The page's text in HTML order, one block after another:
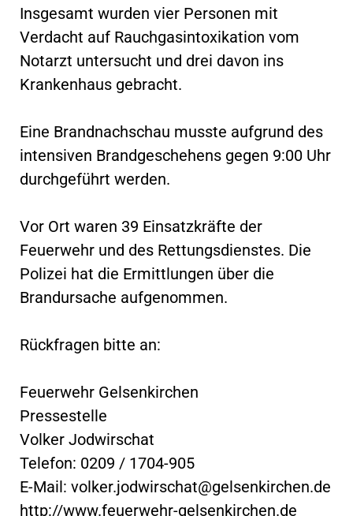
Insgesamt wurden vier Personen mit
Verdacht auf Rauchgasintoxikation vom
Notarzt untersucht und drei davon ins
Krankenhaus gebracht.
Eine Brandnachschau musste aufgrund des
intensiven Brandgeschehens gegen 9:00 Uhr
durchgeführt werden.
Vor Ort waren 39 Einsatzkräfte der
Feuerwehr und des Rettungsdienstes. Die
Polizei hat die Ermittlungen über die
Brandursache aufgenommen.
Rückfragen bitte an:
Feuerwehr Gelsenkirchen
Pressestelle
Volker Jodwirschat
Telefon: 0209 / 1704-905
E-Mail: volker.jodwirschat@gelsenkirchen.de
http://www.feuerwehr-gelsenkirchen.de